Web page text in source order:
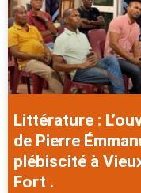
Littérature :
de Pierre
plébiscité à
Fort .